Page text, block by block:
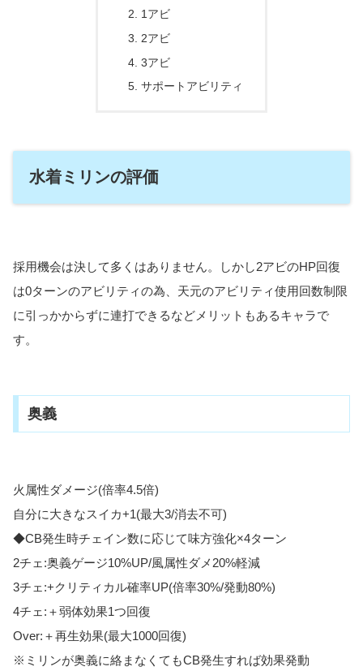
1アビ
2アビ
3アビ
サポートアビリティ
水着ミリンの評価
採用機会は決して多くはありません。しかし2アビのHP回復
は0ターンのアビリティの為、天元のアビリティ使用回数制限
に引っかからずに連打できるなどメリットもあるキャラで
す。
奥義
火属性ダメージ(倍率4.5倍)
自分に大きなスイカ+1(最大3/消去不可)
◆CB発生時チェイン数に応じて味方強化×4ターン
2チェ:奥義ゲージ10%UP/風属性ダメ20%軽減
3チェ:+クリティカル確率UP(倍率30%/発動80%)
4チェ:＋弱体効果1つ回復
Over:＋再生効果(最大1000回復)
※ミリンが奥義に絡まなくてもCB発生すれば効果発動